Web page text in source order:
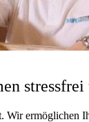
Wir ermöglichen